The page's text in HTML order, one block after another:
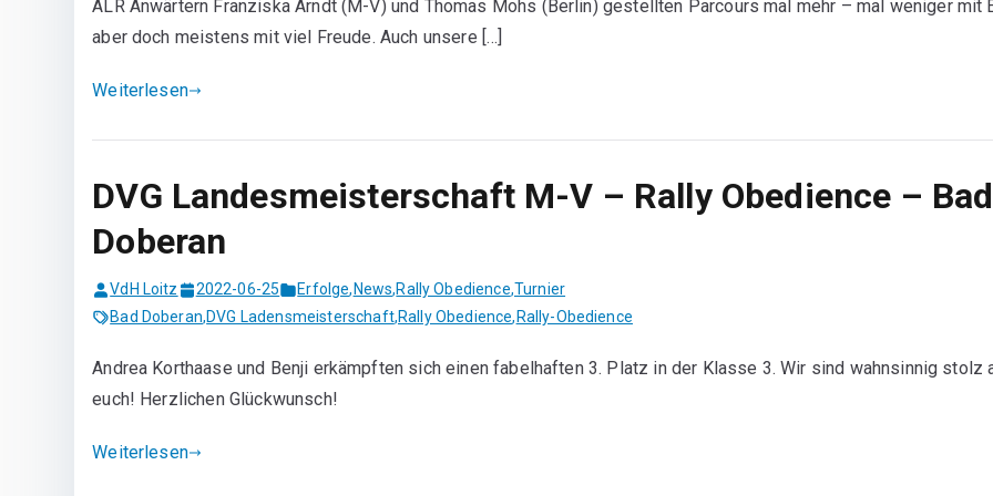
ALR Anwärtern Franziska Arndt (M-V) und Thomas Mohs (Berlin) gestellten Parcours mal mehr – mal weniger mit
aber doch meistens mit viel Freude. Auch unsere […]
Weiterlesen
DVG Landesmeisterschaft M-V – Rally Obedience – Bad
Doberan
VdH Loitz 2022-06-25 Erfolge, News,Rally Obedience,Turnier
Bad Doberan,DVG Ladensmeisterschaft,Rally Obedience, Rally-Obedience
Andrea Korthaase und Benji erkämpften sich einen fabelhaften 3. Platz in der Klasse 3. Wir sind wahnsinnig stolz
euch! Herzlichen Glückwunsch!
Weiterlesen